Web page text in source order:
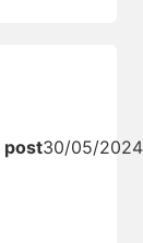
post30/05/2024